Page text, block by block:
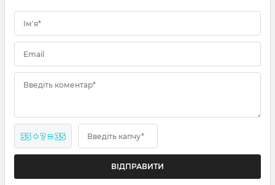
Ім'я*
Email
Введіть коментар*
33 + ? = 35 Введіть капчу*